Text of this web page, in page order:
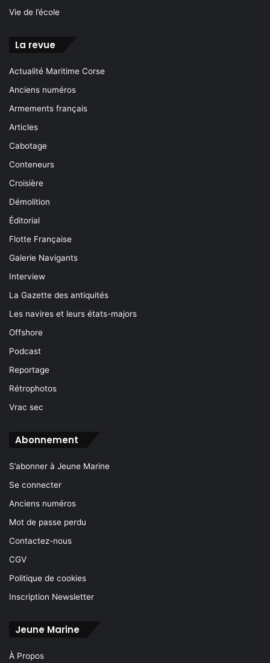
Vie de l’école
La revue
Actualité Maritime Corse
Anciens numéros
Armements français
Articles
Cabotage
Conteneurs
Croisière
Démolition
Éditorial
Flotte Française
Galerie Navigants
Interview
La Gazette des antiquités
Les navires et leurs états-majors
Offshore
Podcast
Reportage
Rétrophotos
Vrac sec
Abonnement
S’abonner à Jeune Marine
Se connecter
Anciens numéros
Mot de passe perdu
Contactez-nous
CGV
Politique de cookies
Inscription Newsletter
Jeune Marine
À Propos